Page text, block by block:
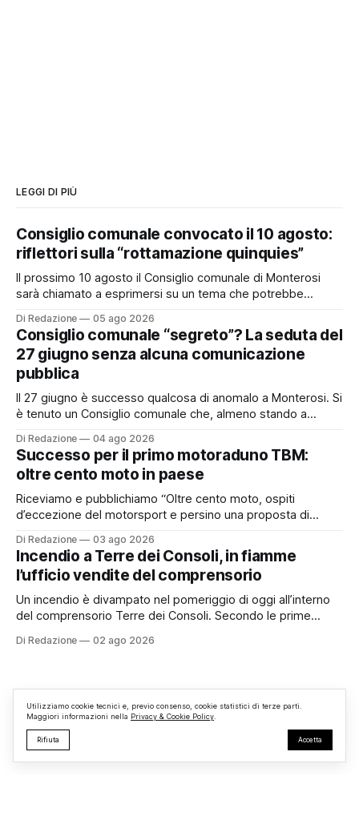
LEGGI DI PIÙ
Consiglio comunale convocato il 10 agosto:
riflettori sulla “rottamazione quinquies”
Il prossimo 10 agosto il Consiglio comunale di Monterosi
sarà chiamato a esprimersi su un tema che potrebbe
possibile adesione del Comune alla cosiddetta
“rottamazione quinquies” dei carichi affidati all’Agente della
Riscossione. Prima, però, c’è un tema politico che merita
Di Redazione 05 ago 2026
Consiglio comunale “segreto”? La seduta del
27 giugno senza alcuna comunicazione
pubblica
Il 27 giugno è successo qualcosa di anomalo a Monterosi. Si
è tenuto un Consiglio comunale che, almeno stando a
pubblicamente comunicato ai cittadini attraverso l’Albo
Pretorio. Un’anomalia che merita spiegazioni. Il Consiglio
comunale è, per sua natura, un’assemblea
Di Redazione 04 ago 2026
Successo per il primo motoraduno TBM:
oltre cento moto in paese
Riceviamo e pubblichiamo “Oltre cento moto, ospiti
d’eccezione del motorsport e persino una proposta di
organizzato da TBM a Monterosi, un evento che ha
superato le aspettative degli organizzatori richiamando
appassionati delle due ruote da tutto il Lazio e dalle regioni
limitrofe. Per
Di Redazione 03 ago 2026
Incendio a Terre dei Consoli, in fiamme
l’ufficio vendite del comprensorio
Un incendio è divampato nel pomeriggio di oggi all’interno
del comprensorio Terre dei Consoli. Secondo le prime
struttura adibita a ufficio vendite. Sul posto sono intervenuti
Di Redazione 02 ago 2026
Utilizziamo cookie tecnici e, previo consenso, cookie statistici di terze parti.
Maggiori informazioni nella Privacy & Cookie Policy
Rifiuta Accetta